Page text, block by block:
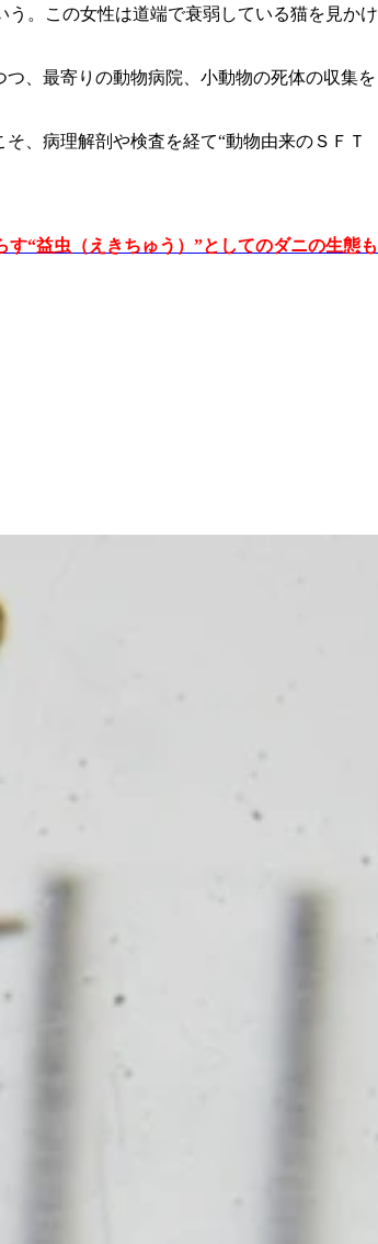
。この女性は道端で衰弱している猫を見かけ
、最寄りの動物病院、小動物の死体の収集を
、病理解剖や検査を経て“動物由来のＳＦＴ
“益虫（えきちゅう）”としてのダニの生態も